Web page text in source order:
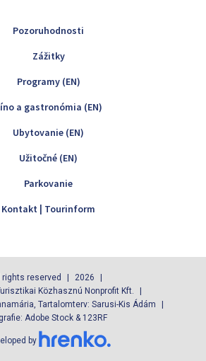
Pozoruhodnosti
Zážitky
Programy (EN)
a gastronómia (EN)
Ubytovanie (EN)
Užitočné (EN)
Parkovanie
Kontakt | Tourinform
rights reserved
2026
Közhasznú Nonprofit Kft.
Tartalomterv: Sarusi-Kis Ádám
Adobe Stock & 123RF
by